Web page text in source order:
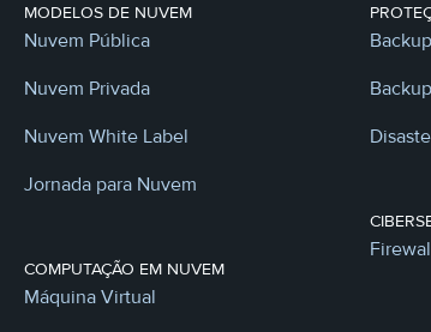
MODELOS DE NUVEM
Nuvem Pública
Nuvem Privada
Nuvem White Label
Jornada para Nuvem
COMPUTAÇÃO EM NUVEM
Máquina Virtual